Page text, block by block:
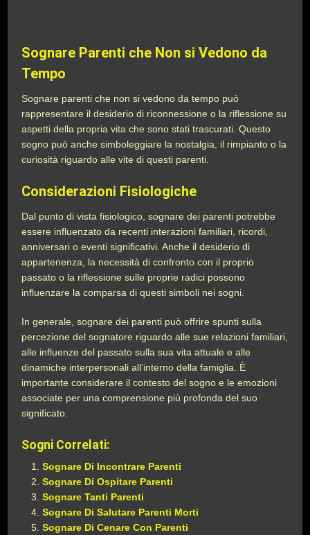
Sognare Parenti che Non si Vedono da
Tempo
Sognare parenti che non si vedono da tempo può
rappresentare il desiderio di riconnessione o la riflessione su
aspetti della propria vita che sono stati trascurati. Questo
sogno può anche simboleggiare la nostalgia, il rimpianto o la
curiosità riguardo alle vite di questi parenti.
Considerazioni Fisiologiche
Dal punto di vista fisiologico, sognare dei parenti potrebbe
essere influenzato da recenti interazioni familiari, ricordi,
anniversari o eventi significativi. Anche il desiderio di
appartenenza, la necessità di confronto con il proprio
passato o la riflessione sulle proprie radici possono
influenzare la comparsa di questi simboli nei sogni.
In generale, sognare dei parenti può offrire spunti sulla
percezione del sognatore riguardo alle sue relazioni familiari,
alle influenze del passato sulla sua vita attuale e alle
dinamiche interpersonali all’interno della famiglia. È
importante considerare il contesto del sogno e le emozioni
associate per una comprensione più profonda del suo
significato.
Sogni Correlati:
Sognare Di Incontrare Parenti
Sognare Di Ospitare Parenti
Sognare Tanti Parenti
Sognare Di Salutare Parenti Morti
Sognare Di Cenare Con Parenti